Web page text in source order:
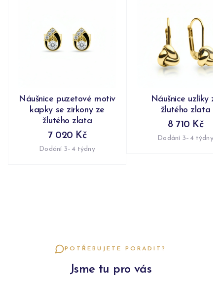
Náušnice puzetové motiv
kapky se zirkony ze
žlutého zlata
7 020 Kč
Dodání 3–4 týdny
Náušnice uzlíky ze
žlutého zlata
8 710 Kč
Dodání 3–4 týdny
POTŘEBUJETE PORADIT?
Jsme tu pro vás